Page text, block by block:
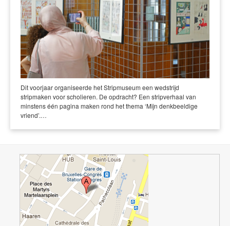
Dit voorjaar organiseerde het Stripmuseum een wedstrijd
stripmaken voor scholieren. De opdracht? Een stripverhaal van
minstens één pagina maken rond het thema ‘Mijn denkbeeldige
vriend’.…